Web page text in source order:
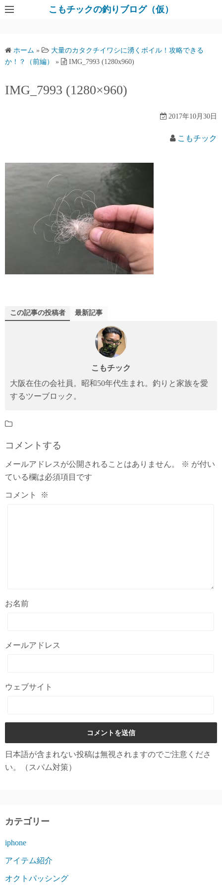
コ
ツ
キ
こもチックの釣りブログ（仮）
ホーム »
大量のカタクチイワシに湧くボイル！攻略できる
か！？（前編）
» IMG_7993 (1280x960)
IMG_7993 (1280×960)
2017年10月30日
こもチック
この記事の投稿者 最新記事
こもチック
大阪在住の会社員。昭和50年代生まれ。釣りと家族を愛
するツーブロック。
コメントする
メールアドレスが公開されることはありません。 ※ が付い
ている欄は必須項目です
コメント ※
お名前
メールアドレス
ウェブサイト
日本語が含まれない投稿は無視されますのでご注意くださ
い。（スパム対策）
カテゴリー
iphone
アイテム紹介
オクトパッシング